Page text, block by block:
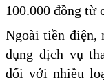
100.000 đồng từ
Ngoài tiền điện,
dụng dịch vụ
đối với nhiều